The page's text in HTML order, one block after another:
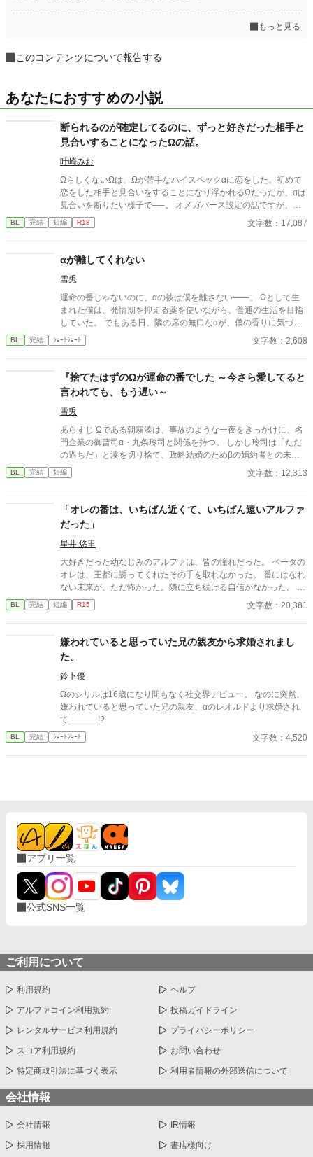
もっと見る
このコンテンツについて報告する
あなたにおすすめの小説
断られるのが確定してるのに、ずっと好きだった相手と
見合いすることになったΩの話。
叶崎みお
ΩらしくないΩは、Ωが苦手なハイスペックαに恋をした。初めて
恋をした相手と見合いをすることになり浮かれるΩだったが、αは
見合いを断りたい様子で──。 オメガバース設定の話ですが、作
中ではヒートしてません。両片想いのハピエンです。 他サイト様
にも投稿しております。
BL 完結 短編 R18 文字数：17,087
αが離してくれない
雪兎
運命の番じゃないのに、αの彼は僕を離さない――。 Ωとして生
まれた僕は、発情期を抑える薬を使いながら、普通の生活を目指
していた。 でもある日、隣の席の無口なαが、僕の香りに気づい
てしまって……。 これは、番じゃないふたりの、近すぎる距離で
始まる、運命から少しはずれた恋の話。
BL 完結 ｼｮｰﾄｼｮｰﾄ 文字数：2,608
『捨てたはずのΩが運命の番でした ～今さら愛してると
言われても、もう遅い～
雪兎
あらすじ Ωである朝霧湊は、事故のような一夜をきっかけに、名
門企業の御曹司α・九条玲司と関係を持つ。 しかし玲司は「ただ
の過ちだ」と湊を切り捨て、政略結婚のためβの婚約者との未来
を選んだ。 深く傷ついた湊は、彼の前から姿を消す。 数か月後―
―。 湊の身体は、これまで誰も知らなかった希少な『遅咲きΩ』
たと知る。 「戻ってきてくれ」 今さら必死に追いかけてくる玲
司。 だが湊の隣には、自分を支え続けてくれた医師のα・神崎伊
織がいた。 「あなたは俺を捨てたでしょう」 後悔に苦しむα、執
着する第二のα、そして希少Ωを巡る陰謀。 もう二度と傷つきた
くないΩが最後に選ぶ相手とは――。 捨てた側の後悔と執着が加
速する、すれ違いオメガバースBL。
BL 完結 短編 文字数：12,313
「オレの番は、いちばん近くて、いちばん遠いアルファ
だった」
星井 悠里
大好きだった幼なじみのアルファは、皆の憧れだった。 ベータの
オレは、王都に誘ってくれたその手を取れなかった。 番にはなれ
ない未来が、ただ怖かった。隣に立ち続ける自信がなかった。 あ
れから二年。幼馴染の婚約の噂を聞いて胸が痛むことはあるけれ
ど、 平凡だけどちゃんと働いて、それなりに楽しく生きていた。
さら。オメガだった、なんて。 オメガだったら、これからますま
す頑張ろうとしていた仕事も出来なくなる。 ２年前のあの時だっ
たら。あの手を取れたかもしれないのに。 どうして、いまさら。
すれ違った運命に、急展開で振り回される、Ωのお話。 ハピエン
確定です。(全１０話) 2025年 07月12日 ～2025年 07月21日 なろ
うさんで完結してます。
BL 完結 短編 R15 文字数：20,381
嫌われていると思っていた兄の親友から求婚されまし
た。
鈴卜優
Ωのシリルは16歳になり間もなく社交界デビュー。 なのに突然、
嫌われていると思っていた兄の親友、αのレオルドより求婚され
て______!?
BL 完結 ｼｮｰﾄｼｮｰﾄ 文字数：4,520
アプリ一覧
公式SNS一覧
ご利用について
利用規約 ヘルプ
アルファコイン利用規約 投稿ガイドライン
レンタルサービス利用規約 プライバシーポリシー
スコア利用規約 お問い合わせ
特定商取引法に基づく表示 利用者情報の外部送信について
会社情報
会社情報 IR情報
採用情報 書店様向け